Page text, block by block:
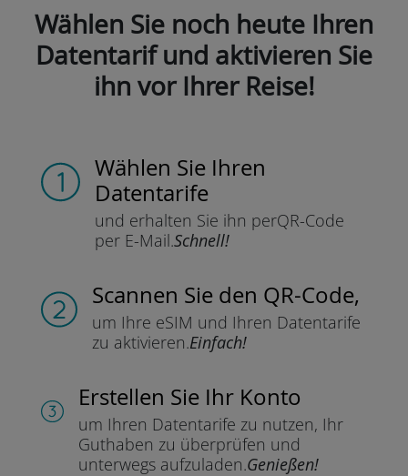
Wählen Sie noch heute Ihren
Datentarif und aktivieren Sie
ihn vor Ihrer Reise!
Wählen Sie Ihren
Datentarife
und erhalten Sie ihn perQR-Code
per E-Mail.Schnell!
Scannen Sie den QR-Code,
um Ihre eSIM und Ihren Datentarife
zu aktivieren.Einfach!
Erstellen Sie Ihr Konto
um Ihren Datentarife zu nutzen, Ihr
Guthaben zu überprüfen und
unterwegs aufzuladen.Genießen!